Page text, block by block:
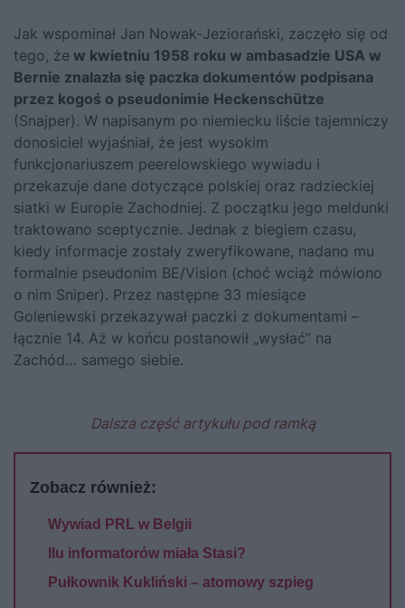
Jak wspominał Jan Nowak-Jeziorański, zaczęło się od
tego, że w kwietniu 1958 roku w ambasadzie USA w
Bernie znalazła się paczka dokumentów podpisana
przez kogoś o pseudonimie Heckenschütze
(Snajper). W napisanym po niemiecku liście tajemniczy
donosiciel wyjaśniał, że jest wysokim
funkcjonariuszem peerelowskiego wywiadu i
przekazuje dane dotyczące polskiej oraz radzieckiej
siatki w Europie Zachodniej. Z początku jego meldunki
traktowano sceptycznie. Jednak z biegiem czasu,
kiedy informacje zostały zweryfikowane, nadano mu
formalnie pseudonim BE/Vision (choć wciąż mówiono
o nim Sniper). Przez następne 33 miesiące
Goleniewski przekazywał paczki z dokumentami –
łącznie 14. Aż w końcu postanowił „wysłać” na
Zachód… samego siebie.
Dalsza część artykułu pod ramką
Zobacz również:
Wywiad PRL w Belgii
Ilu informatorów miała Stasi?
Pułkownik Kukliński – atomowy szpieg